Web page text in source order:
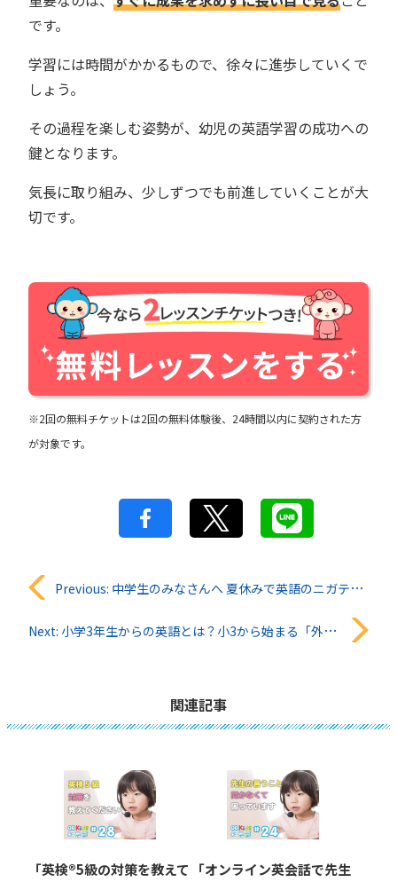
です。
学習には時間がかかるもので、徐々に進歩していくで
しょう。
その過程を楽しむ姿勢が、幼児の英語学習の成功への
鍵となります。
気長に取り組み、少しずつでも前進していくことが大
切です。
※2回の無料チケットは2回の無料体験後、24時間以内に契約された方
が対象です。
投
稿
ョ
Previous: 中学生のみなさんへ 夏休みで英語のニガテを克服しよう！
Next: 小学3年生からの英語とは？小3から始まる「外国語活動」について徹底解説！
関連記事
「英検®︎5級の対策を教えて
「オンライン英会話で先生